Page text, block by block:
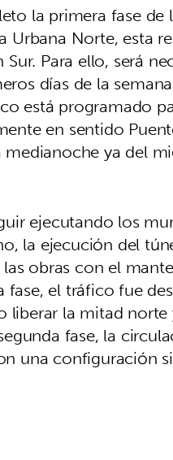
la primera fase
Urbana Norte, esta
Para ello, será
días de la
está programado
en sentido
ya del
ejecutando los
la ejecución del
obras con el
fase, el tráfico fue
liberar la mitad
fase, la
una configuración